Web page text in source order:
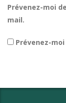
Prévenez-moi
mail.
Prévenez-